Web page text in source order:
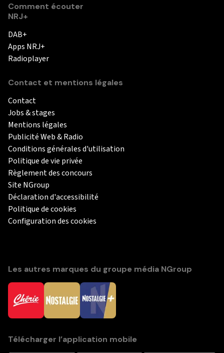
Comment écouter
NRJ+
DAB+
Apps NRJ+
Radioplayer
Contact et mentions légales
Contact
Jobs & stages
Mentions légales
Publicité Web & Radio
Conditions générales d'utilisation
Politique de vie privée
Règlement des concours
Site NGroup
Déclaration d'accessibilité
Politique de cookies
Configuration des cookies
Les autres marques du groupe média NGroup
Télécharger l’application mobile